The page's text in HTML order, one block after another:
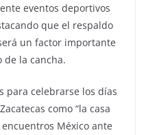
eventos deportivos
que el respaldo
un factor importante
la cancha.
para celebrarse los días
como “la casa
México ante